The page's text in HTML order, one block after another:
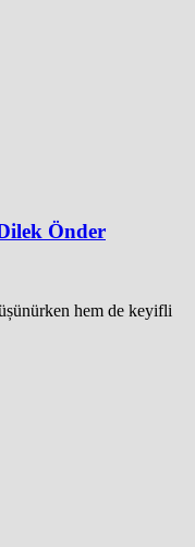
Önder
hem de keyifli